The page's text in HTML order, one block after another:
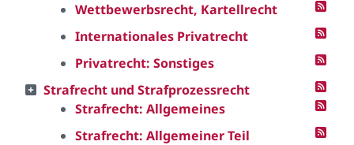
Wettbewerbsrecht, Kartellrecht
Internationales Privatrecht
Privatrecht: Sonstiges
Strafrecht und Strafprozessrecht
Strafrecht: Allgemeines
Strafrecht: Allgemeiner Teil